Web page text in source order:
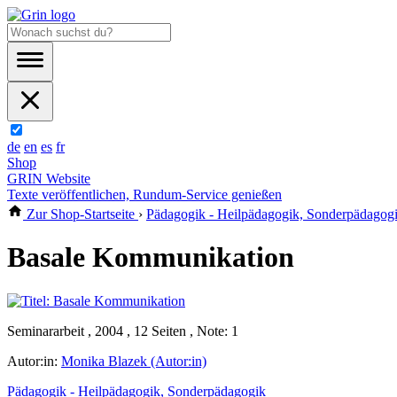
de en es fr
Shop
GRIN Website
Texte veröffentlichen, Rundum-Service genießen
Zur Shop-Startseite › Pädagogik - Heilpädagogik,
Basale Kommunikation
Seminararbeit , 2004 , 12 Seiten , Note: 1
Autor:in: Monika Blazek (Autor:in)
Pädagogik - Heilpädagogik, Sonderpädagogik